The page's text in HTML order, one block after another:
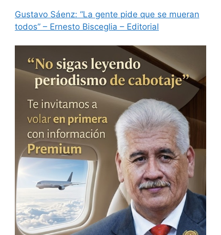
Gustavo Sáenz: “La gente pide que se mueran
todos” – Ernesto Bisceglia – Editorial